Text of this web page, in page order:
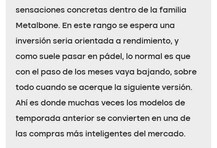
sensaciones concretas dentro de la familia
Metalbone. En este rango se espera una
inversión seria orientada a rendimiento, y
como suele pasar en pádel, lo normal es que
con el paso de los meses vaya bajando, sobre
todo cuando se acerque la siguiente versión.
Ahí es donde muchas veces los modelos de
temporada anterior se convierten en una de
las compras más inteligentes del mercado.